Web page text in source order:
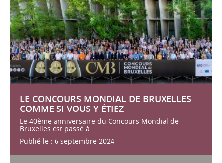
LE CONCOURS MONDIAL DE BRUXELLES
COMME SI VOUS Y ÉTIEZ
Le 40ème anniversaire du Concours Mondial de
Bruxelles est passé à...
Publié le : 6 septembre 2024